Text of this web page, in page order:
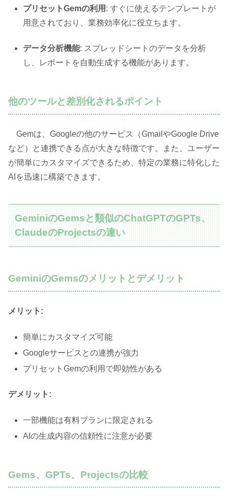
プリセットGemの利用 : すぐに使えるテンプレートが
用意されており、業務効率化に役立ちます。
データ分析機能: スプレッドシートのデータを分析
し、レポートを自動生成する機能があります。
他のツールと差別化されるポイント
Gemは、Googleの他のサービス（GmailやGoogle Drive
など）と連携できる点が大きな特徴です。また、ユーザー
が簡単にカスタマイズできるため、特定の業務に特化した
AIを迅速に構築できます。
GeminiのGemsと類似のChatGPTのGPTs、
ClaudeのProjectsの違い
GeminiのGemsのメリットとデメリット
メリット:
簡単にカスタマイズ可能
Googleサービスとの連携が強力
プリセットGemの利用で即効性がある
デメリット:
一部機能は有料プランに限定される
AIの生成内容の信頼性に注意が必要
Gems、GPTs、Projectsの比較